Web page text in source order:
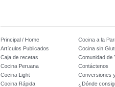
Principal / Home
Cocina a la
Artículos Publicados
Cocina sin
Caja de recetas
Comunidad de
Cocina Peruana
Contáctenos
Cocina Light
Conversiones
Cocina Rápida
¿Dónde